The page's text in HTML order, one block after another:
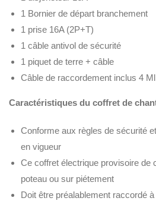
1 Bornier de départ branchement
1 prise 16A (2P+T)
1 câble antivol de sécurité
1 piquet de terre + câble
Câble de raccordement inclus 4 Ml
Caractéristiques du coffret de
Conforme aux règles de sécurité
en vigueur
Ce coffret électrique provisoire de
poteau ou sur piétement
Doit être préalablement raccordé